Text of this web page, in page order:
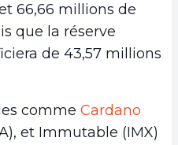
66,66 millions de
que la réserve
de 43,57 millions
comme Cardano
et Immutable (IMX)